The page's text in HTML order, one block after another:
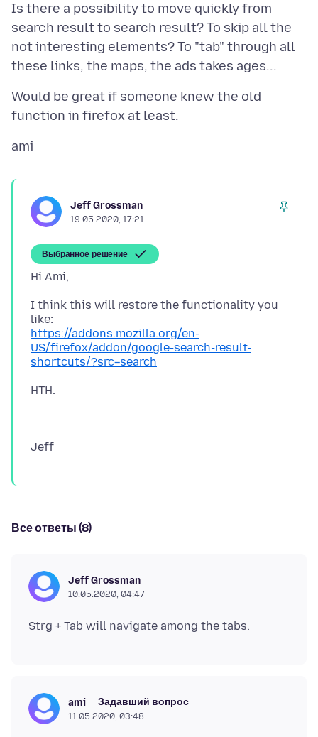
Is there a possibility to move quickly from
search result to search result? To skip all the
not interesting elements? To "tab" through all
Would be great if someone knew the old
Jeff Grossman
19.05.2020, 17:21
Выбранное решение
I think this will restore the functionality you
https://addons.mozilla.org/en-
US/firefox/addon/google-search-result-
shortcuts/?src=search
Все ответы (8)
Jeff Grossman
10.05.2020, 04:47
ami Задавший вопрос
11.05.2020, 03:48